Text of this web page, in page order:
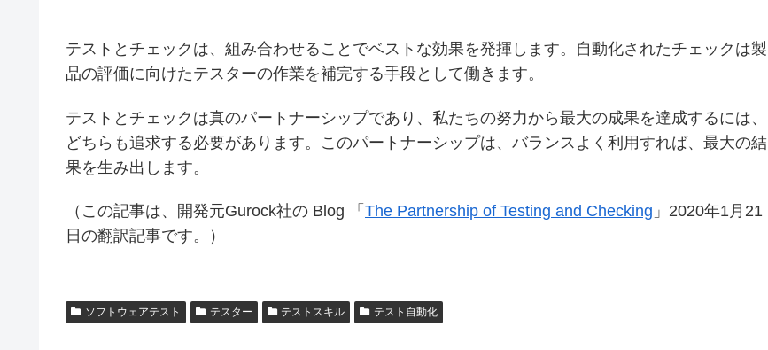
テストとチェックは、組み合わせることでベストな効果を発揮します。自動化されたチェックは製
品の評価に向けたテスターの作業を補完する手段として働きます。
テストとチェックは真のパートナーシップであり、私たちの努力から最大の成果を達成するには、
どちらも追求する必要があります。このパートナーシップは、バランスよく利用すれば、最大の結
果を生み出します。
（この記事は、開発元Gurock社の Blog 「 The Partnership of Testing and Checking 」2020年1月21
日の翻訳記事です。）
ソフトウェアテスト テスター テストスキル テスト自動化